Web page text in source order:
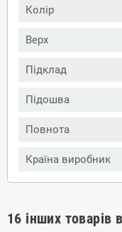
Колір
Верх
Підклад
Підошва
Повнота
Країна виробник
16 інших товарів